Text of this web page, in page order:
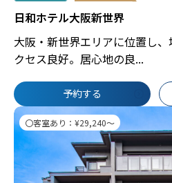
日和ホテル大阪新世界
大阪・新世界エリアに位置し
クセス良好。居心地の良...
予約する
〇客室あり：¥29,240～